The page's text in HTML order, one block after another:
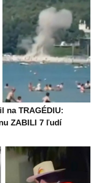
na TRAGÉDIU:
ZABILI 7 ľudí